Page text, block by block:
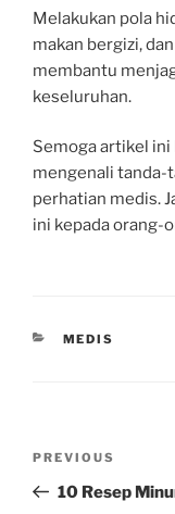
Melakukan pola
makan bergizi,
membantu
keseluruhan.
Semoga artikel
mengenali tanda-
perhatian medis.
ini kepada orang-
CATEGORIES
MEDIS
Previous
Post
PREVIOUS
10 Resep